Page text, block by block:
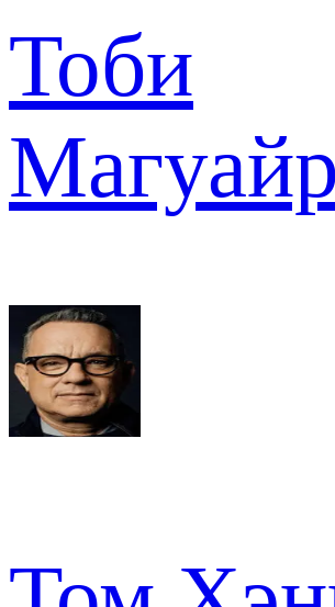
Тоби
Магуайр